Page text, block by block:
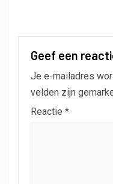
Geef een
Je e-mailadres
velden zijn
Reactie *